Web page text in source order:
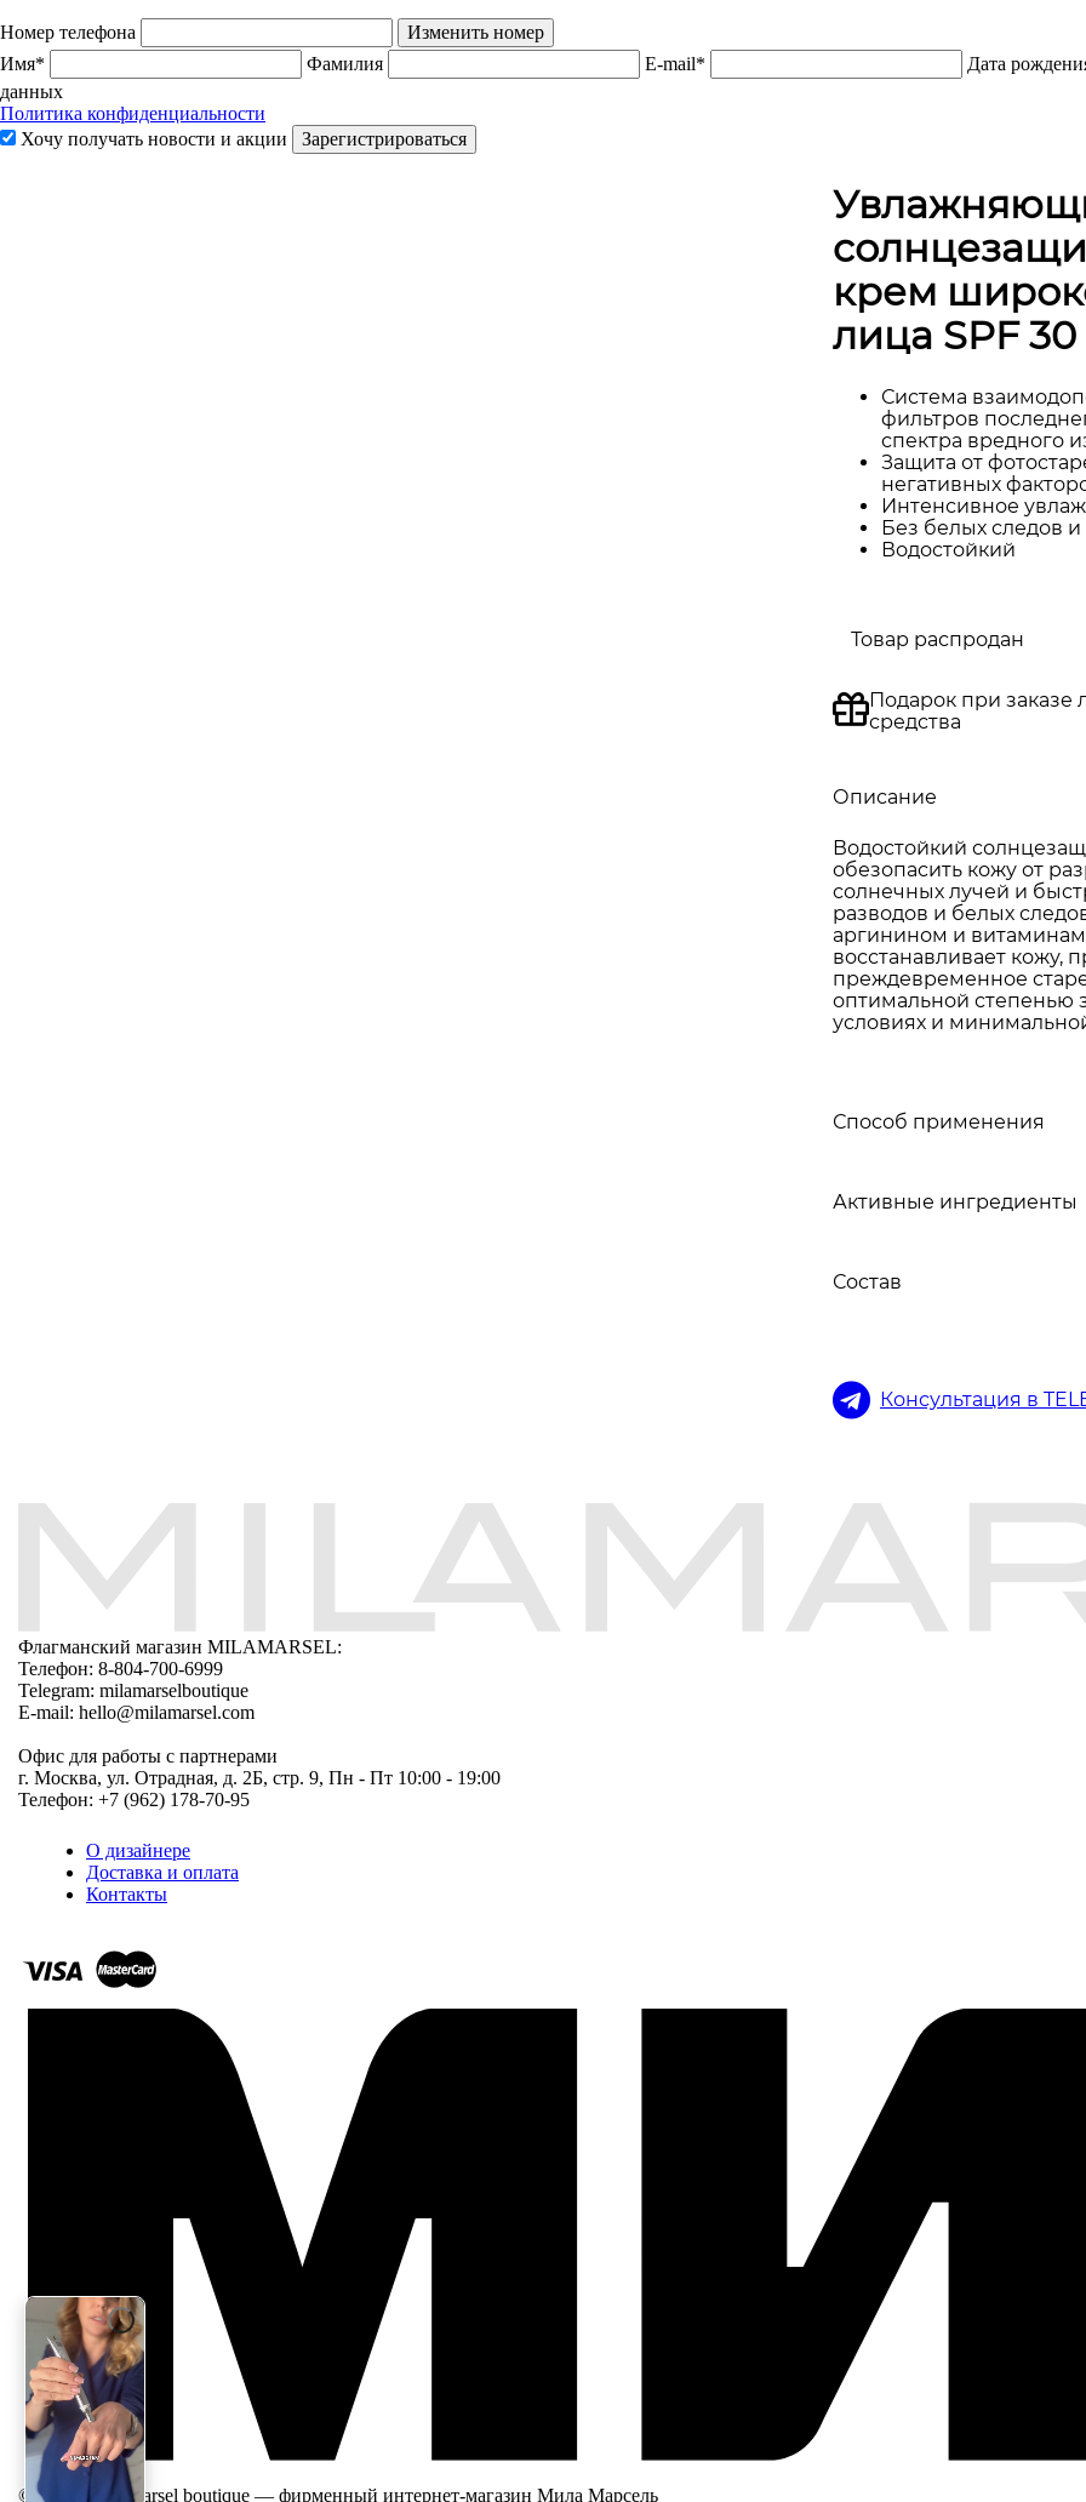
Номер телефона
Изменить номер
Имя*
Фамилия E-mail* Дата
данных
Политика конфиденциальности
Хочу получать новости и акции
Зарегистрироваться
крем
лица SPF 30
Система
фильтров
спектра вредного
Защита от
негативных
Интенсивное
Без белых следов
Водостойкий
Товар распродан
Подарок при заказе
средства
Описание
Водостойкий
обезопасить кожу от
солнечных лучей и
разводов и белых
аргинином и
восстанавливает кожу,
преждевременное
оптимальной степенью
условиях и
Способ применения
Активные ингредиенты
Состав
Консультация в
Флагманский магазин MILAMARSEL:
Телефон: 8-804-700-6999
Telegram: milamarselboutique
E-mail: hello@milamarsel.com
Офис для работы с партнерами
г. Москва, ул. Отрадная, д. 2Б, стр. 9, Пн - Пт 10:00 - 19:00
Телефон: +7 (962) 178-70-95
О дизайнере
Доставка и оплата
Контакты
© 2026, Mila Marsel boutique — фирменный интернет-магазин Мила Марсель